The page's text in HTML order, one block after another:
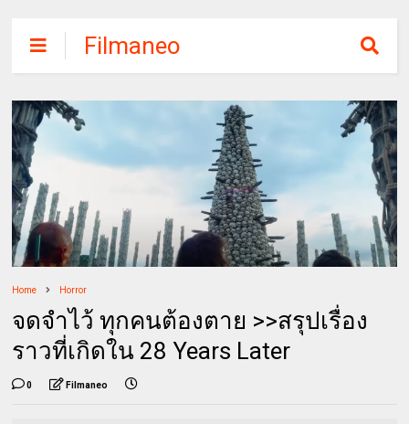
Filmaneo
Home Horror
จดจำไว้ ทุกคนต้องตาย >>สรุปเรื่อง
ราวที่เกิดใน 28 Years Later
0 Filmaneo